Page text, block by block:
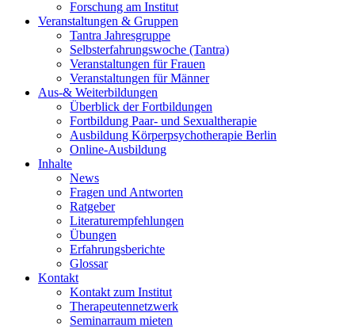
Forschung am Institut
Veranstaltungen & Gruppen
Tantra Jahresgruppe
Selbsterfahrungswoche (Tantra)
Veranstaltungen für Frauen
Veranstaltungen für Männer
Aus-& Weiterbildungen
Überblick der Fortbildungen
Fortbildung Paar- und Sexualtherapie
Ausbildung Körperpsychotherapie Berlin
Online-Ausbildung
Inhalte
News
Fragen und Antworten
Ratgeber
Literaturempfehlungen
Übungen
Erfahrungsberichte
Glossar
Kontakt
Kontakt zum Institut
Therapeutennetzwerk
Seminarraum mieten